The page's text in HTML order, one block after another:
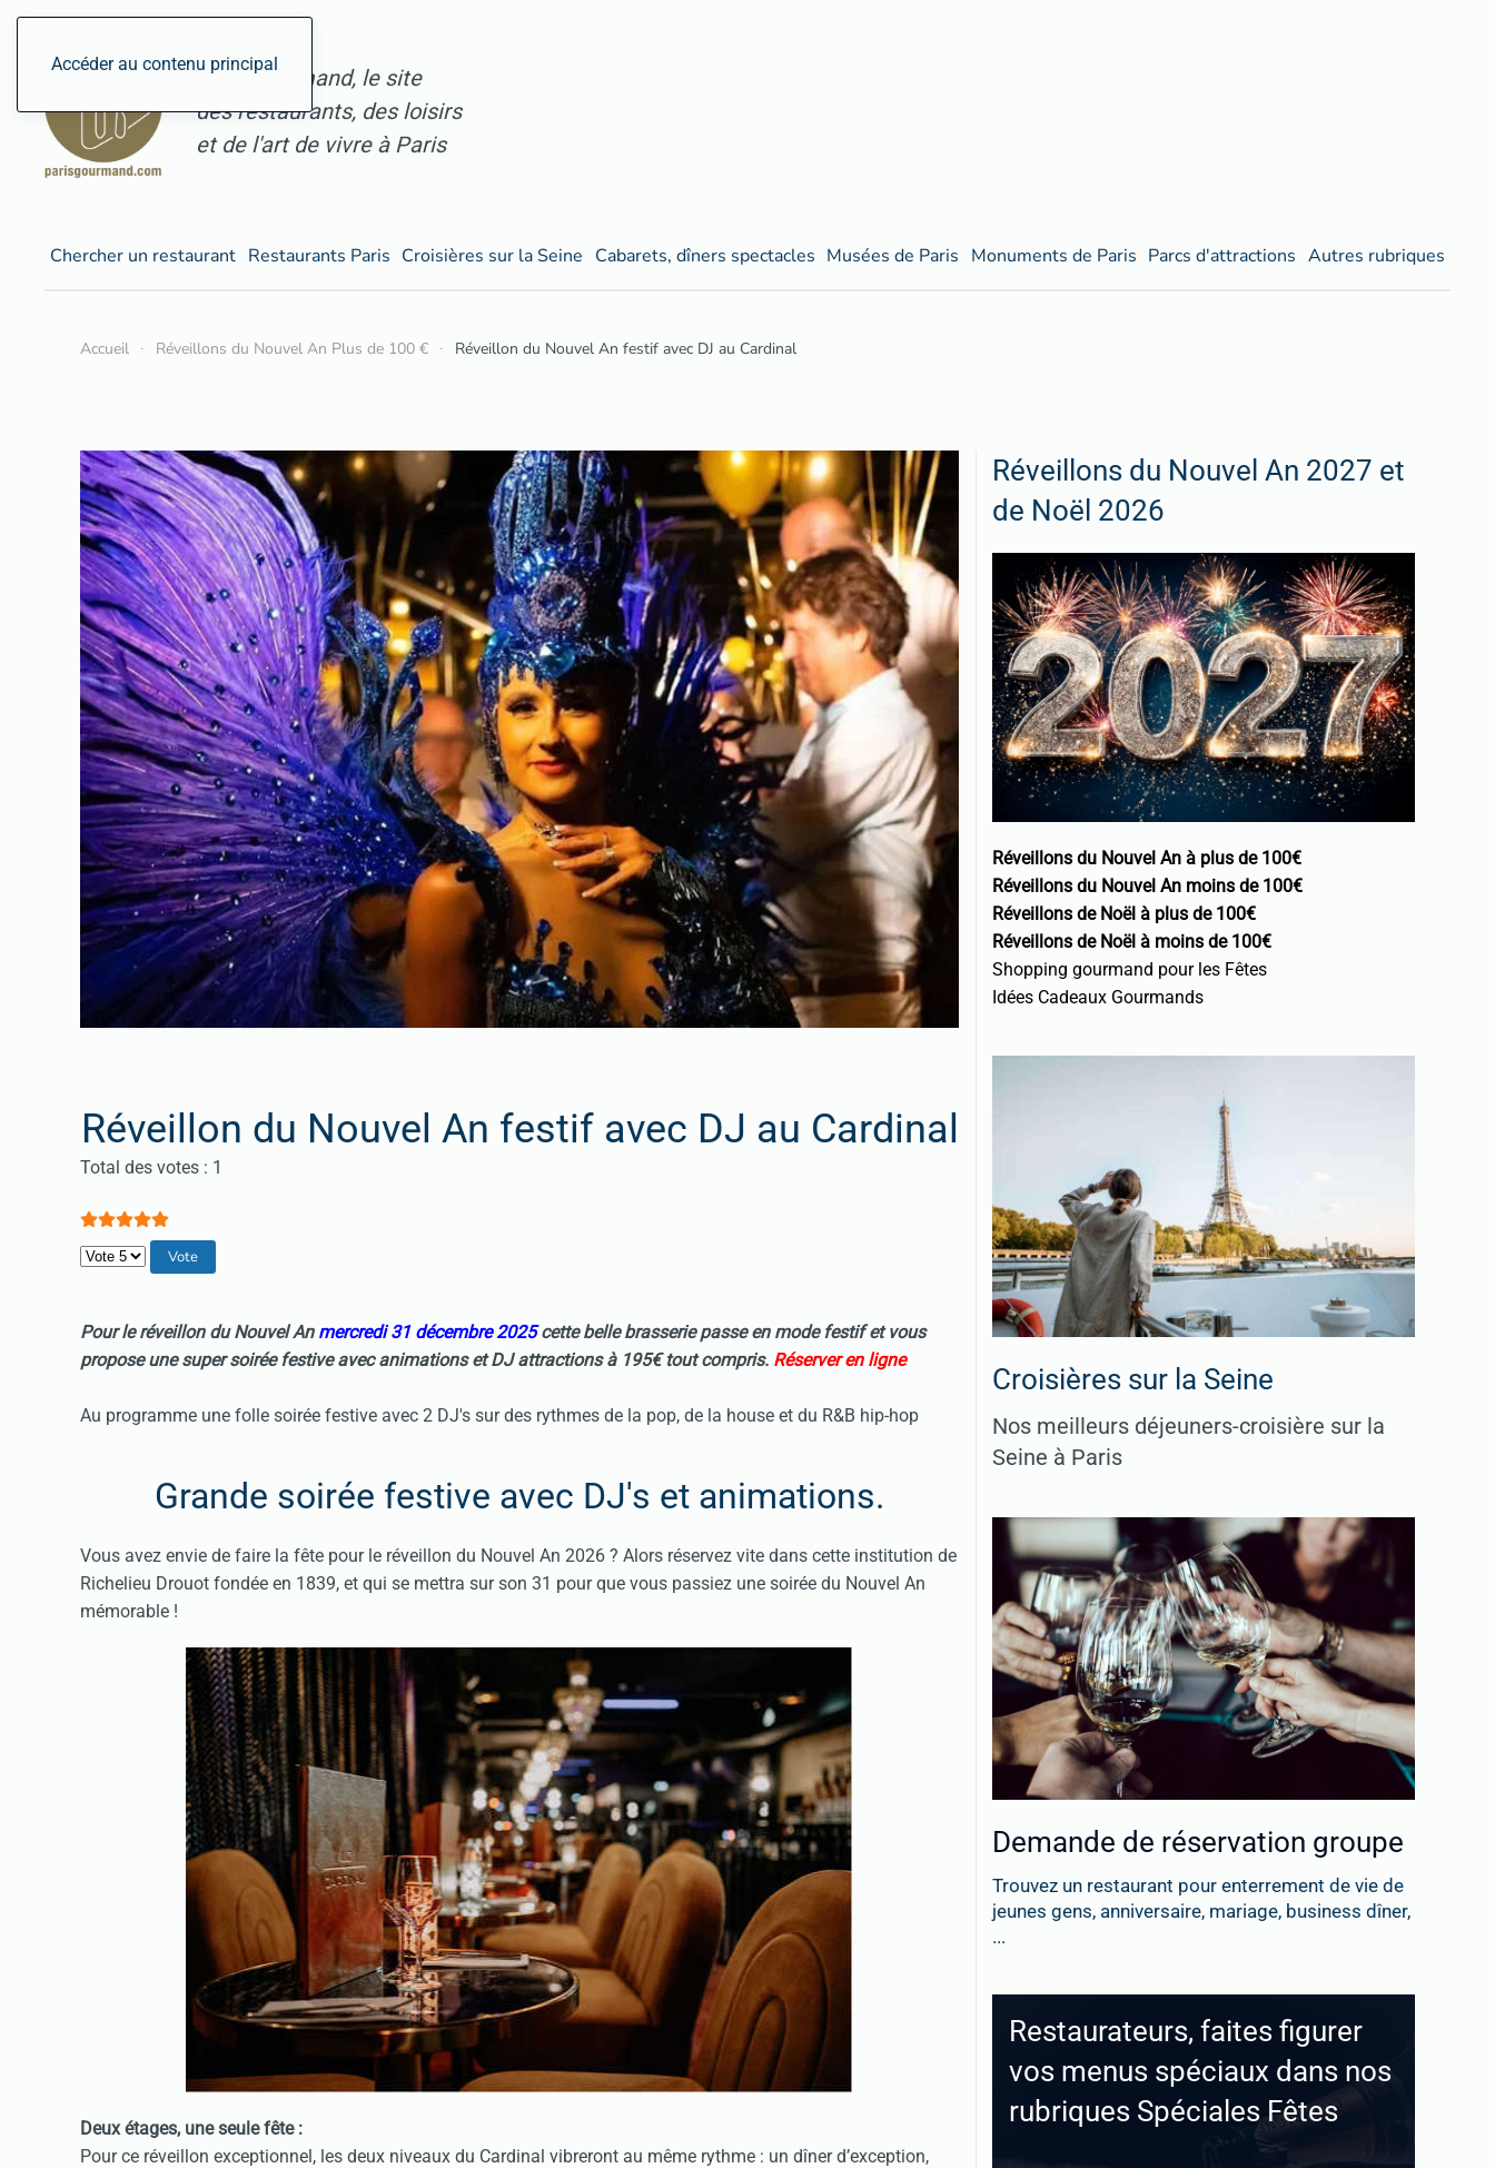
Accéder au contenu principal
ParisGourmand, le site
des restaurants, des loisirs
et de l'art de vivre à Paris
Chercher un restaurant Restaurants Paris Croisières sur la Seine Cabarets, dîners spectacles Musées de Paris Monuments de Paris Parcs d'attractions Autres rubriques
Accueil Réveillons du Nouvel An Plus de 100 € Réveillon du Nouvel An festif avec DJ au Cardinal
Réveillon du Nouvel An festif avec DJ au Cardinal
Vote utilisateur:5/
Total des votes : 1
Veuillez voter
Pour leréveillon du Nouvel An mercredi 31 décembre 2025cette belle brasserie passe en mode festif et vous
propose une super soirée festive avec animations et DJ attractions à 195€ tout compris. Réserver en ligne
Au programme une folle soirée festive avec 2 DJ's sur des rythmes de la pop, de la house et du R&B hip-hop
Grande soirée festive avec DJ's et animations.
Vous avez envie de faire la fête pour le réveillon du Nouvel An 2026 ? Alors réservez vite dans cette institution de
Richelieu Drouot fondée en 1839, et qui se mettra sur son 31 pour que vous passiez une soirée du Nouvel An
mémorable !
Deux étages, une seule fête :
Pour ce réveillon exceptionnel, les deux niveaux du Cardinal vibreront au même rythme : un dîner d’exception,
Réveillons du Nouvel An 2027 et
de Noël 2026
Réveillons du Nouvel An à plus de 100€
Réveillons du Nouvel An moins de 100€
Réveillons de Noël à plus de 100€
Réveillons de Noël à moins de 100€
Shopping gourmand pour les Fêtes
Idées Cadeaux Gourmands
Croisières sur la Seine
Nos meilleurs déjeuners-croisière sur la
Seine à Paris
Demande de réservation groupe
Trouvez un restaurant pour enterrement de vie de
jeunes gens, anniversaire, mariage, business dîner,
...
Restaurateurs, faites figurer
vos menus spéciaux dans nos
rubriques Spéciales Fêtes